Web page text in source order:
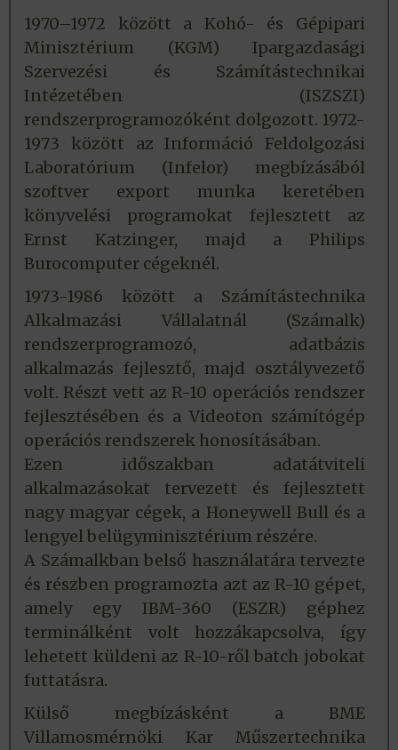
1970–1972 között a Kohó- és Gépipari
Minisztérium (KGM) Ipargazdasági
Szervezési és Számítástechnikai
Intézetében (ISZSZI)
rendszerprogramozóként dolgozott. 1972-
1973 között az Információ Feldolgozási
Laboratórium (Infelor) megbízásából
szoftver export munka keretében
könyvelési programokat fejlesztett az
Ernst Katzinger, majd a Philips
Burocomputer cégeknél.
1973-1986 között a Számítástechnika
Alkalmazási Vállalatnál (Számalk)
rendszerprogramozó, adatbázis
alkalmazás fejlesztő, majd osztályvezető
volt. Részt vett az R-10 operációs rendszer
fejlesztésében és a Videoton számítógép
operációs rendszerek honosításában.
Ezen időszakban adatátviteli
alkalmazásokat tervezett és fejlesztett
nagy magyar cégek, a Honeywell Bull és a
lengyel belügyminisztérium részére.
A Számalkban belső használatára tervezte
és részben programozta azt az R-10 gépet,
amely egy IBM-360 (ESZR) géphez
terminálként volt hozzákapcsolva, így
lehetett küldeni az R-10-ről batch jobokat
futtatásra.
Külső megbízásként a BME
Villamosmérnöki Kar Műszertechnika